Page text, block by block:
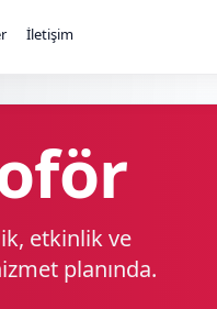
İletişim
etkinlik ve
planında.